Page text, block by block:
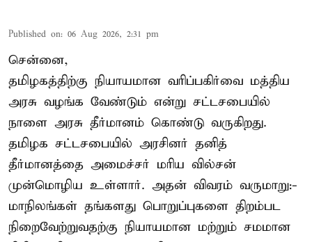
Published on: 06 Aug 2026, 2:31 pm
சென்னை,
தமிழகத்திற்கு நியாயமான வரிப்பகிர்வை மத்திய
அரசு வழங்க வேண்டும் என்று சட்டசபையில்
நாளை அரசு தீர்மானம் கொண்டு வருகிறது.
தமிழக சட்டசபையில் அரசினர் தனித்
தீர்மானத்தை அமைச்சர் மரிய வில்சன்
முன்மொழிய உள்ளார். அதன் விவரம் வருமாறு:-
மாநிலங்கள் தங்களது பொறுப்புகளை திறம்பட
நிறைவேற்றுவதற்கு நியாயமான மற்றும் சமமான